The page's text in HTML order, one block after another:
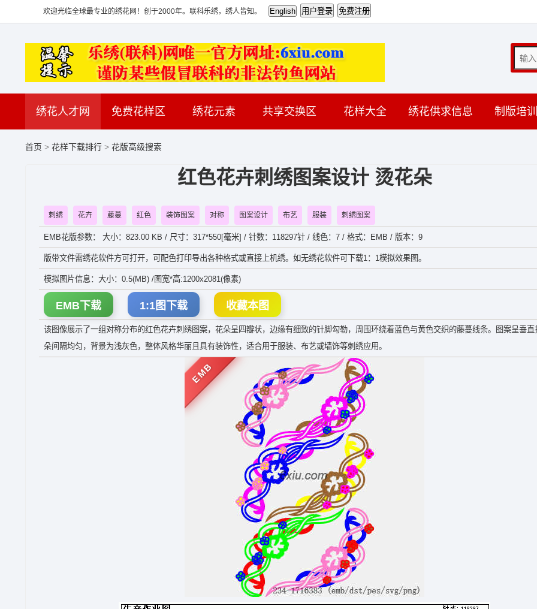
欢迎光临全球最专业的绣花网！创于2000年。联科乐绣，绣人皆知。
绣花人才网 免费花样区 绣花元素 共享交换区 花样大全 绣花供求信息 制版培训
首页 > 花样下载排行 > 花版高级搜索
红色花卉刺绣图案设计 烫花朵
刺绣 花卉 藤蔓 红色 装饰图案 对称 图案设计 布艺 服装 刺绣图案
EMB花版参数： 大小：823.00 KB / 尺寸：317*550[毫米] / 针数：118297针 / 线色：7 / 格式：EMB / 版本：9
版带文件需绣花软件方可打开，可配色打印导出各种格式或直接上机绣。如无绣花软件可下载1：1模拟效果图。
模拟图片信息：大小：0.5(MB) /图宽*高:1200x2081(像素)
EMB下载 1:1图下载 收藏本图
该图像展示了一组对称分布的红色花卉刺绣图案，花朵呈四瓣状，边缘有细致的针脚勾勒，周围环绕着蓝色与黄色交织的藤蔓线条。图案呈垂直
朵间隔均匀，背景为浅灰色，整体风格华丽且具有装饰性，适合用于服装、布艺或墙饰等刺绣应用。
EMB